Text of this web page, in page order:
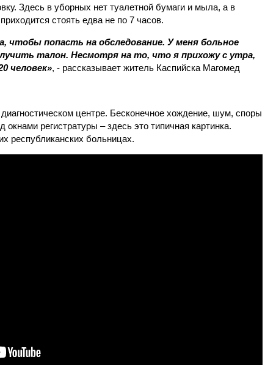
Здесь в уборных нет туалетной бумаги и мыла, а в
стоять едва не по 7 часов.
чтобы попасть на обследование. У меня больное
талон. Несмотря на то, что я прихожу с утра,
человек», - рассказывает житель Каспийска Магомед
центре. Бесконечное хождение, шум, споры
регистратуры – здесь это типичная картинка.
республиканских больницах.